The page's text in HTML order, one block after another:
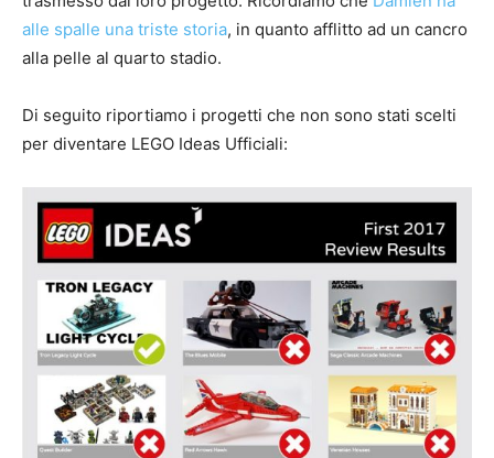
alle spalle una triste storia, in quanto afflitto ad un cancro
alla pelle al quarto stadio.
Di seguito riportiamo i progetti che non sono stati scelti
per diventare LEGO Ideas Ufficiali: